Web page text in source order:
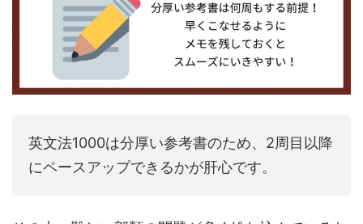
英文法1000は分厚い参考書のため、2周目以降
にペースアップできるかが肝心です。